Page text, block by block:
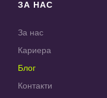
ЗА НАС
За нас
Кариера
Блог
Контакти